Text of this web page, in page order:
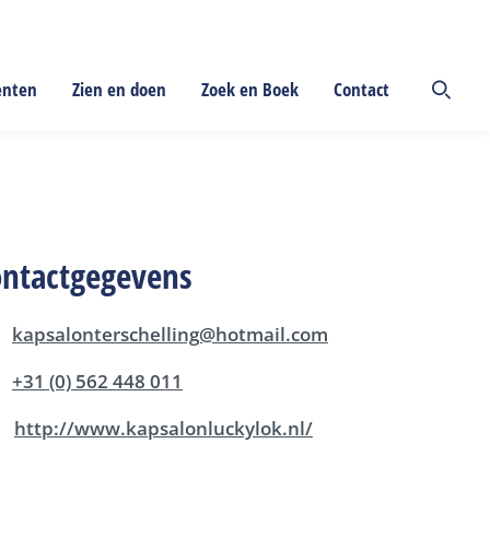
Zien en doen Zoek en Boek Contact
kapsalonterschelling@hotmail.com
+31 (0) 562 448 011
http://www.kapsalonluckylok.nl/